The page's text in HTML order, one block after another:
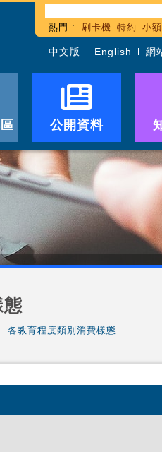
熱門 : 刷卡機 特約 小
中文版 English 網
公開資料
各教育程度類別消費樣態